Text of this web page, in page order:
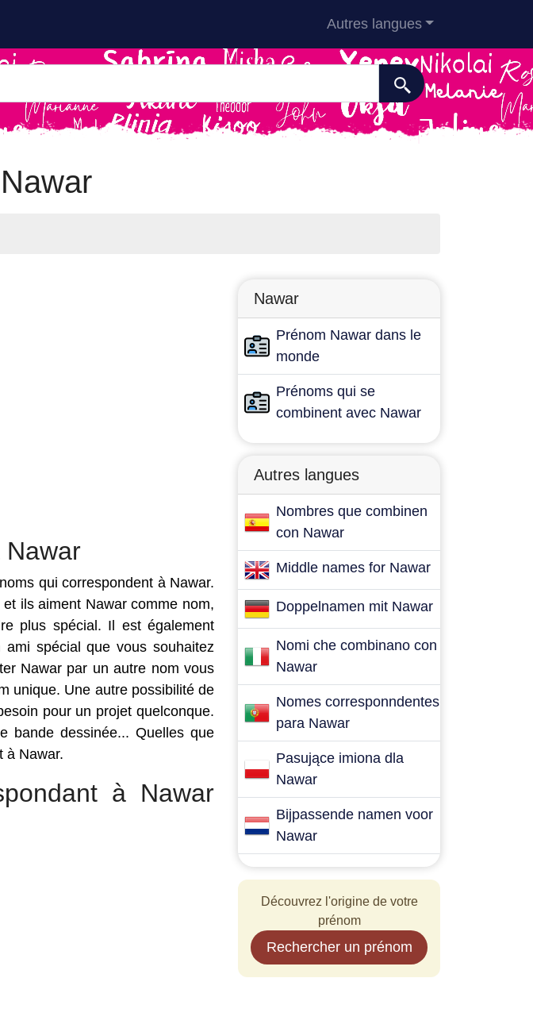
Autres langues
Nawar
qui correspondent à Nawar.
ils aiment Nawar comme nom,
plus spécial. Il est également
spécial que vous souhaitez
Nawar par un autre nom vous
unique. Une autre possibilité de
pour un projet quelconque.
bande dessinée... Quelles que
à Nawar.
à Nawar
Nawar
Prénom Nawar dans le
monde
Prénoms qui se
combinent avec Nawar
Autres langues
Nombres que combinen
con Nawar
Middle names for Nawar
Doppelnamen mit Nawar
Nomi che combinano con
Nawar
Nomes corresponndentes
para Nawar
Pasujące imiona dla
Nawar
Bijpassende namen voor
Nawar
Découvrez l'origine de votre
prénom
Rechercher un prénom